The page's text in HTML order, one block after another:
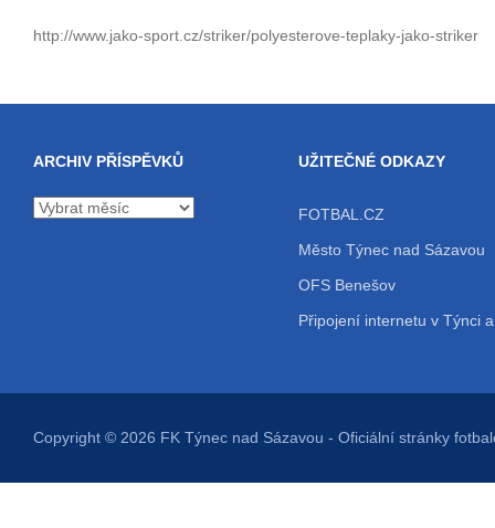
http://www.jako-sport.cz/striker/polyesterove-teplaky-jako-striker
ARCHIV PŘÍSPĚVKŮ
Archiv
UŽITEČNÉ ODKAZY
FOTBAL.CZ
Město Týnec nad Sázavou
OFS Benešov
Připojení internetu v Týnci
Copyright © 2026 FK Týnec nad Sázavou - Oficiální stránky